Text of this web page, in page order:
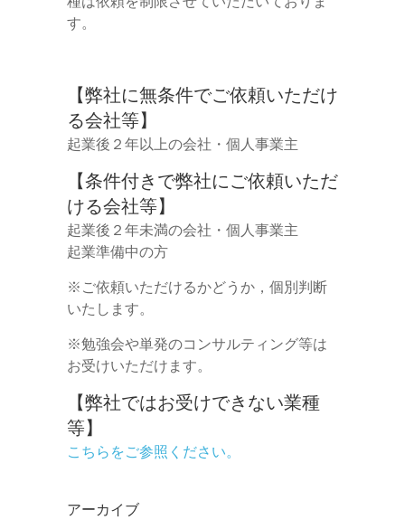
す。
【弊社に無条件でご依頼いただけ
る会社等】
起業後２年以上の会社・個人事業主
【条件付きで弊社にご依頼いただ
ける会社等】
起業後２年未満の会社・個人事業主
起業準備中の方
※ご依頼いただけるかどうか，個別判断
いたします。
※勉強会や単発のコンサルティング等は
お受けいただけます。
【弊社ではお受けできない業種
等】
こちらをご参照ください。
アーカイブ